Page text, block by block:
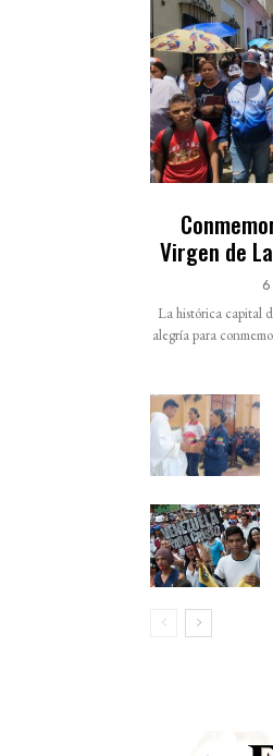
Virgen de
La histórica capital
alegría para